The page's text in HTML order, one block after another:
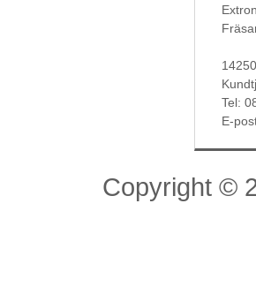
Tel:
E-
Copyright ©